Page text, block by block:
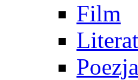
Film
Poezja